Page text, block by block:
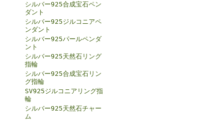
シルバー925合成宝石ペン
ダント
シルバー925ジルコニアペ
ンダント
シルバー925パールペンダ
ント
シルバー925天然石リング
指輪
シルバー925合成宝石リン
グ指輪
SV925ジルコニアリング指
輪
シルバー925天然石チャー
ム